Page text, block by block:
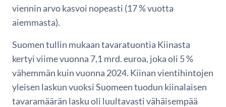
viennin arvo kasvoi nopeasti (17 % vuotta
aiemmasta).
Suomen tullin mukaan tavaratuontia Kiinasta
kertyi viime vuonna 7,1 mrd. euroa, joka oli 5 %
vähemmän kuin vuonna 2024. Kiinan vientihintojen
yleisen laskun vuoksi Suomeen tuodun kiinalaisen
tavaramäärän lasku oli luultavasti vähäisempää